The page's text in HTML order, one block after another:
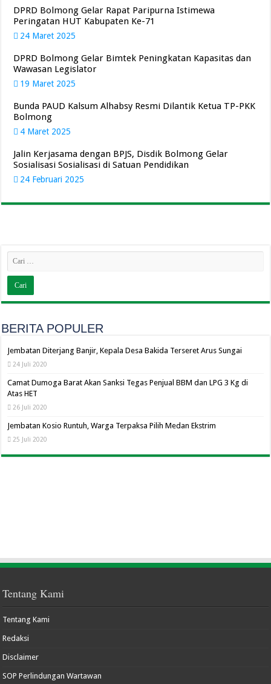
DPRD Bolmong Gelar Rapat Paripurna Istimewa
Peringatan HUT Kabupaten Ke-71
24 Maret 2025
DPRD Bolmong Gelar Bimtek Peningkatan Kapasitas dan
Wawasan Legislator
19 Maret 2025
Bunda PAUD Kalsum Alhabsy Resmi Dilantik Ketua TP-PKK
Bolmong
4 Maret 2025
Jalin Kerjasama dengan BPJS, Disdik Bolmong Gelar
Sosialisasi Sosialisasi di Satuan Pendidikan
24 Februari 2025
BERITA POPULER
Jembatan Diterjang Banjir, Kepala Desa Bakida Terseret Arus Sungai
24 Juli 2020
Camat Dumoga Barat Akan Sanksi Tegas Penjual BBM dan LPG 3 Kg di
Atas HET
26 Juli 2020
Jembatan Kosio Runtuh, Warga Terpaksa Pilih Medan Ekstrim
25 Juli 2020
Tentang Kami
Tentang Kami
Redaksi
Disclaimer
SOP Perlindungan Wartawan